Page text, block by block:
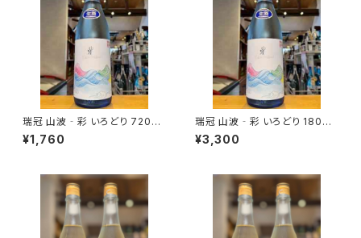
瑞冠 山波‐彩 いろどり 720ml
１本（山岡酒造・広島県三次市甲
奴町）
¥1,760
瑞冠 山波‐彩 いろどり 1800
ml１本（山岡酒造・広島県三次
市甲奴町）
¥3,300